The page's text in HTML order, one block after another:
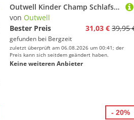
Outwell Kinder Champ Schlafsack
von Outwell
Bester Preis
31,03 € 39,95
gefunden bei Bergzeit
zuletzt überprüft am 06.08.2026 um 00:41; der
Preis kann sich seitdem geändert haben.
Keine weiteren Anbieter
- 20%